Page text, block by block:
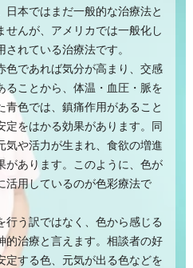
本ではまだ一般的な治療法と
せんが、アメリカでは一般化し
れている治療法です。
色であれば気分が高まり、交感
ことから、体温・血圧・脈を
青色では、鎮痛作用があること
をはかる効果があります。同
気や活力が生まれ、食欲の増進
があります。このように、色が
活用しているのが色彩療法で
う訳ではなく、色から感じる
的治療と言えます。相談者の好
定する色、元気が出る色などを